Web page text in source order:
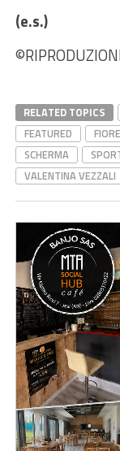
(e.s.)
RELATED TOPICS
FEATURED
SCHERMA
VALENTINA VEZZALI